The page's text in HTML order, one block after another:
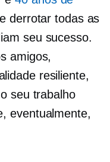
derrotar todas as
seu sucesso.
amigos,
resiliente,
seu trabalho
eventualmente,